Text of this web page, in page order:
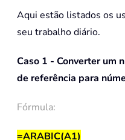
Aqui estão listados os
seu trabalho diário.
Caso 1 - Converter um
de referência para
Fórmula:
=ARABIC(A1)